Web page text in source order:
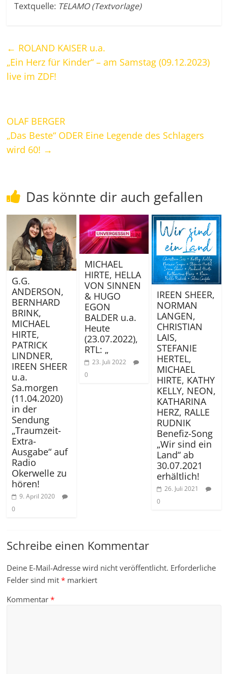
Textquelle: TELAMO (Textvorlage)
← ROLAND KAISER u.a.
„Ein Herz für Kinder“ – am Samstag (09.12.2023)
live im ZDF!
OLAF BERGER
„Das Beste“ ODER Eine Legende des Schlagers
wird 60! →
Das könnte dir auch gefallen
G.G.
ANDERSON,
BERNHARD
BRINK,
MICHAEL
HIRTE,
PATRICK
LINDNER,
IREEN SHEER
u.a.
Sa.morgen
(11.04.2020)
in der
Sendung
„Traumzeit-
Extra-
Ausgabe“ auf
Radio
Okerwelle zu
hören!
9. April 2020
0
MICHAEL
HIRTE, HELLA
VON SINNEN
& HUGO
EGON
BALDER u.a.
Heute
(23.07.2022),
RTL: „
23. Juli 2022
0
IREEN SHEER,
NORMAN
LANGEN,
CHRISTIAN
LAIS,
STEFANIE
HERTEL,
MICHAEL
HIRTE, KATHY
KELLY, NEON,
KATHARINA
HERZ, RALLE
RUDNIK
Benefiz-Song
„Wir sind ein
Land“ ab
30.07.2021
erhältlich!
26. Juli 2021
0
Schreibe einen Kommentar
Deine E-Mail-Adresse wird nicht veröffentlicht. Erforderliche
Felder sind mit* markiert
Kommentar*